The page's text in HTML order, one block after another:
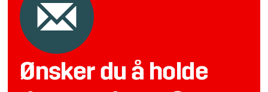
Ønsker du å holde